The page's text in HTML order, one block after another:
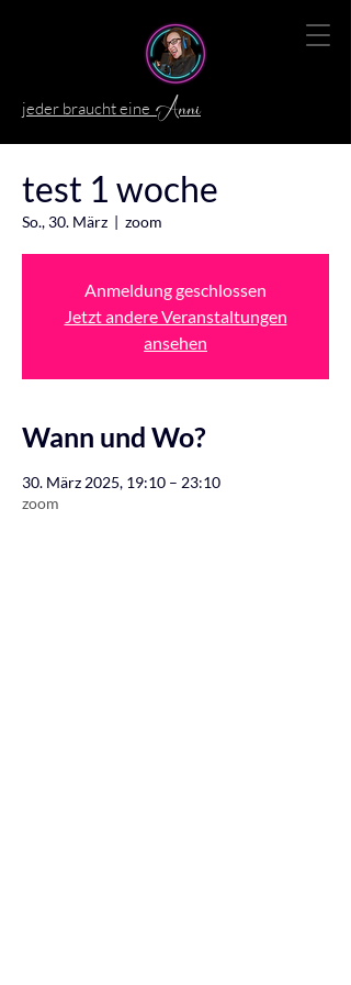
jeder braucht eineAnni
test 1 woche
So., 30. März
  |
zoom
Anmeldung geschlossen
Jetzt andere Veranstaltungen
ansehen
Wann und Wo?
30. März 2025, 19:10 – 23:10
zoom